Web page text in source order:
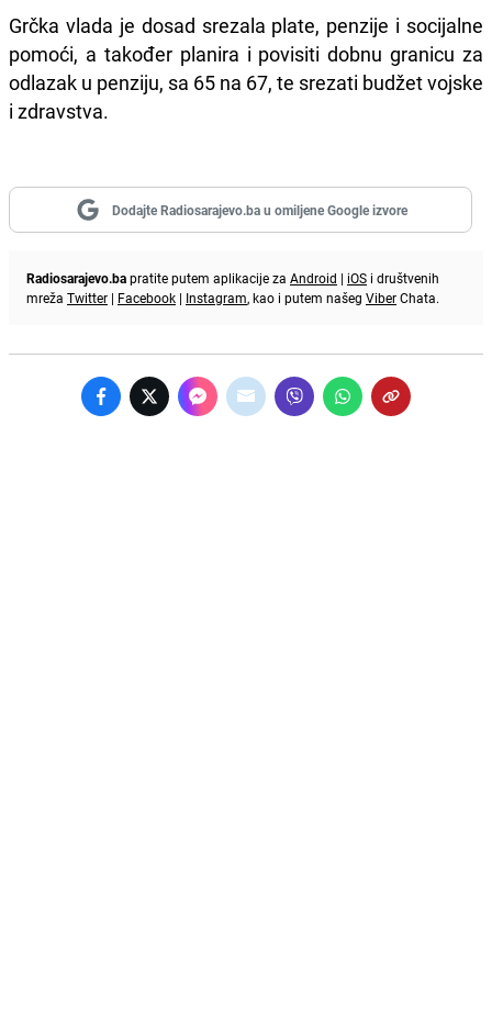
Grčka vlada je dosad srezala plate, penzije i socijalne
pomoći, a također planira i povisiti dobnu granicu za
odlazak u penziju, sa 65 na 67, te srezati budžet vojske
i zdravstva.
Dodajte Radiosarajevo.ba u omiljene Google izvore
Radiosarajevo.bapratite putem aplikacije za Android | iOS i društvenih
mreža Twitter | Facebook | Instagram, kao i putem našeg ViberChata.